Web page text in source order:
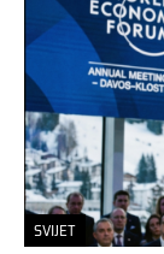
SVIJET